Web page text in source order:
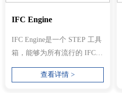
IFC Engine
IFC Engine是一个 STEP 工具
箱，能够为所有流行的 IFC
模式生成 3D 几何图形。该组
查看详情 >